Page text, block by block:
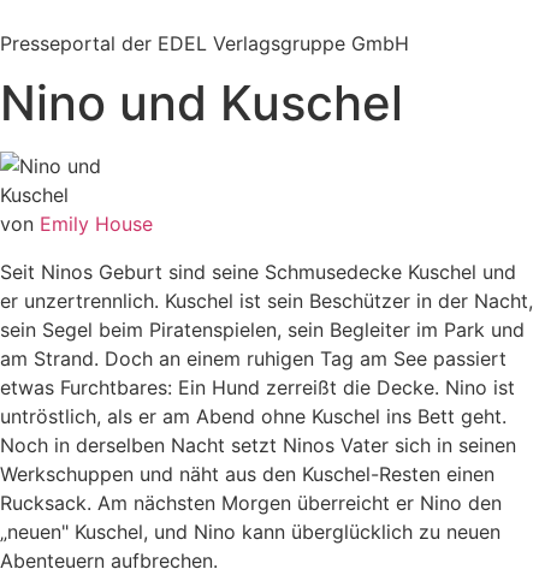
Inhalt
Presseportal der EDEL Verlagsgruppe GmbH
Nino und Kuschel
von Emily House
Seit Ninos Geburt sind seine Schmusedecke Kuschel und
er unzertrennlich. Kuschel ist sein Beschützer in der Nacht,
sein Segel beim Piratenspielen, sein Begleiter im Park und
am Strand. Doch an einem ruhigen Tag am See passiert
etwas Furchtbares: Ein Hund zerreißt die Decke. Nino ist
untröstlich, als er am Abend ohne Kuschel ins Bett geht.
Noch in derselben Nacht setzt Ninos Vater sich in seinen
Werkschuppen und näht aus den Kuschel-Resten einen
Rucksack. Am nächsten Morgen überreicht er Nino den
„neuen" Kuschel, und Nino kann überglücklich zu neuen
Abenteuern aufbrechen.